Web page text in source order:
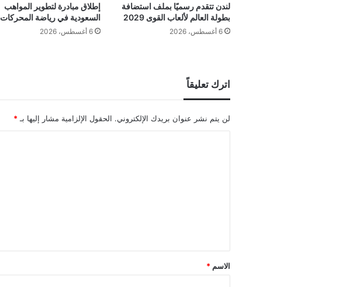
لندن تتقدم رسميًا بملف استضافة
بطولة العالم لألعاب القوى 2029
6 أغسطس، 2026
إطلاق مبادرة لتطوير المواهب
السعودية في رياضة المحركات
6 أغسطس، 2026
اترك تعليقاً
لن يتم نشر عنوان بريدك الإلكتروني. الحقول الإلزامية مشار إليها بـ *
*
الاسم *